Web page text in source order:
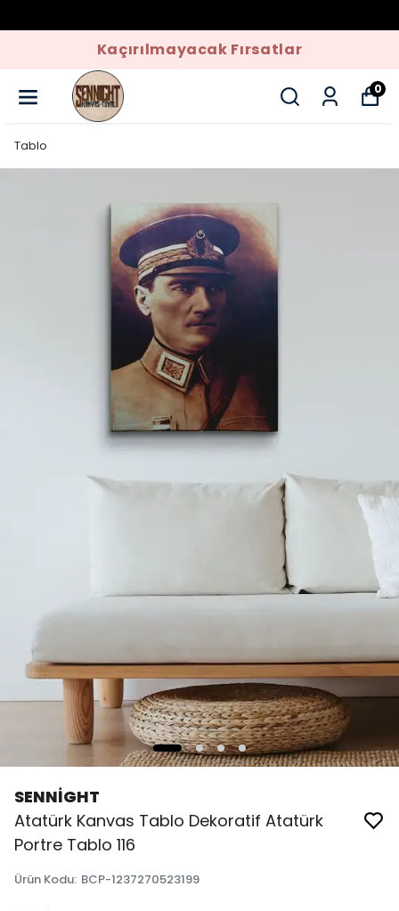
Kaçırılmayacak Fırsatlar
0
Tablo
SENNİGHT
Atatürk Kanvas Tablo Dekoratif Atatürk
Portre Tablo 116
Ürün Kodu: BCP-1237270523199